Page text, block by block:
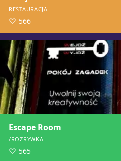
RESTAURACJA
566
Escape Room
/ROZRYWKA
565